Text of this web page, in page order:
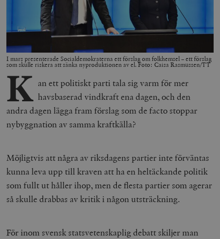
I mars presenterade Socialdemokraterna ett förslag om folkhemsel – ett förslag
som skulle riskera att sänka nyproduktionen av el. Foto: Caisa Rasmussen/TT
K an ett politiskt parti tala sig varm för mer
havsbaserad vindkraft ena dagen, och den
andra dagen lägga fram förslag som de facto stoppar
nybyggnation av samma kraftkälla?
Möjligtvis att några av riksdagens partier inte förväntas
kunna leva upp till kraven att ha en heltäckande politik
som fullt ut håller ihop, men de flesta partier som agerar
så skulle drabbas av kritik i någon utsträckning.
För inom svensk statsvetenskaplig debatt skiljer man